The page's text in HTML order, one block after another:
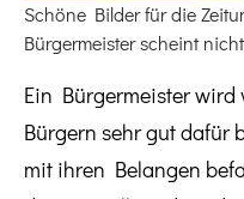
Schöne Bilder für die
Bürgermeister scheint
Ein Bürgermeister
Bürgern sehr gut dafür
mit ihren Belangen